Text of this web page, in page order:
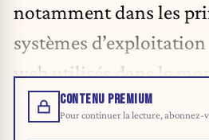
notamment dans les
systèmes
web utilisés dans le
CONTENU PREMIUM
Pour continuer la lecture, abonnez-